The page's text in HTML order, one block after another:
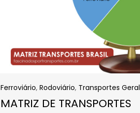
Ferroviário, Rodoviário, Transportes Geral
MATRIZ DE TRANSPORTES